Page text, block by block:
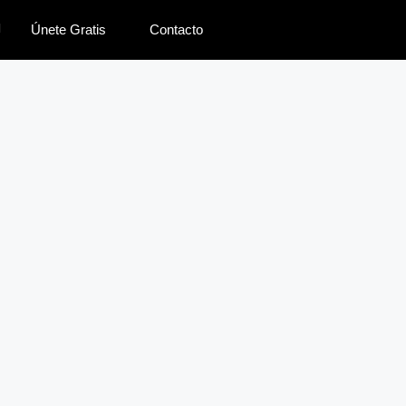
Únete Gratis Contacto